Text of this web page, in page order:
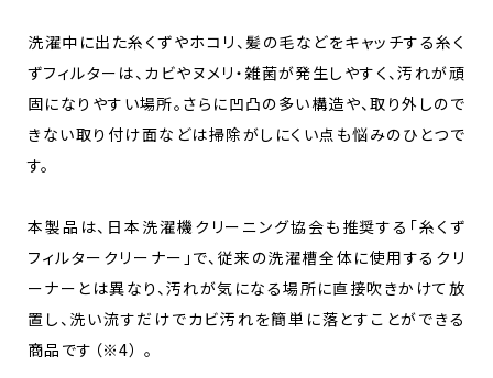
洗濯中に出た糸くずやホコリ、髪の毛などをキャッチする糸く
ずフィルターは、カビやヌメリ・雑菌が発生しやすく、汚れが頑
固になりやすい場所。さらに凹凸の多い構造や、取り外しので
きない取り付け面などは掃除がしにくい点も悩みのひとつで
す。
本製品は、日本洗濯機クリーニング協会も推奨する「糸くず
フィルタークリーナー」で、従来の洗濯槽全体に使用するクリ
ーナーとは異なり、汚れが気になる場所に直接吹きかけて放
置し、洗い流すだけでカビ汚れを簡単に落とすことができる
商品です（※4） 。